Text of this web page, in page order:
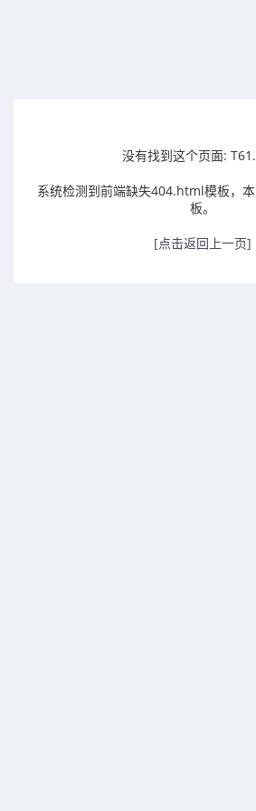
没有找到这个页面:
系统检测到前端缺失404.html模板，
板。
[点击返回上一页]